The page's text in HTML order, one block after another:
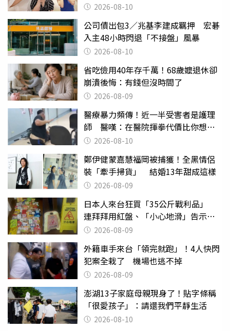
2026-08-10
公司債出包3／兆基李建成羈押 宏碁
入主48小時閃退「不接盤」風暴
2026-08-10
省吃儉用40年存千萬！68歲嬤退休卻
崩潰後悔：有錢但沒時間了
2026-08-09
醫療暴力頻傳！近一半受害者是護理
師 醫嘆：在醫院揮拳代價比你想像
的還要大
2026-08-10
鄭伊健蒙嘉慧福岡被捕獲！全黑情侶
裝「牽手掃貨」 結婚13年甜成這樣
2026-08-09
日本人來台狂買「35公斤戰利品」
連拜拜用紅盤、「小心地滑」告示牌
也帶回家
2026-08-09
外籍車手來台「領完就跑」！4人快閃
犯案全栽了 機場也逃不掉
2026-08-09
澎湖13子家庭母親現身了！貼字條稱
「很愛孩子」：請還我們平靜生活
2026-08-10